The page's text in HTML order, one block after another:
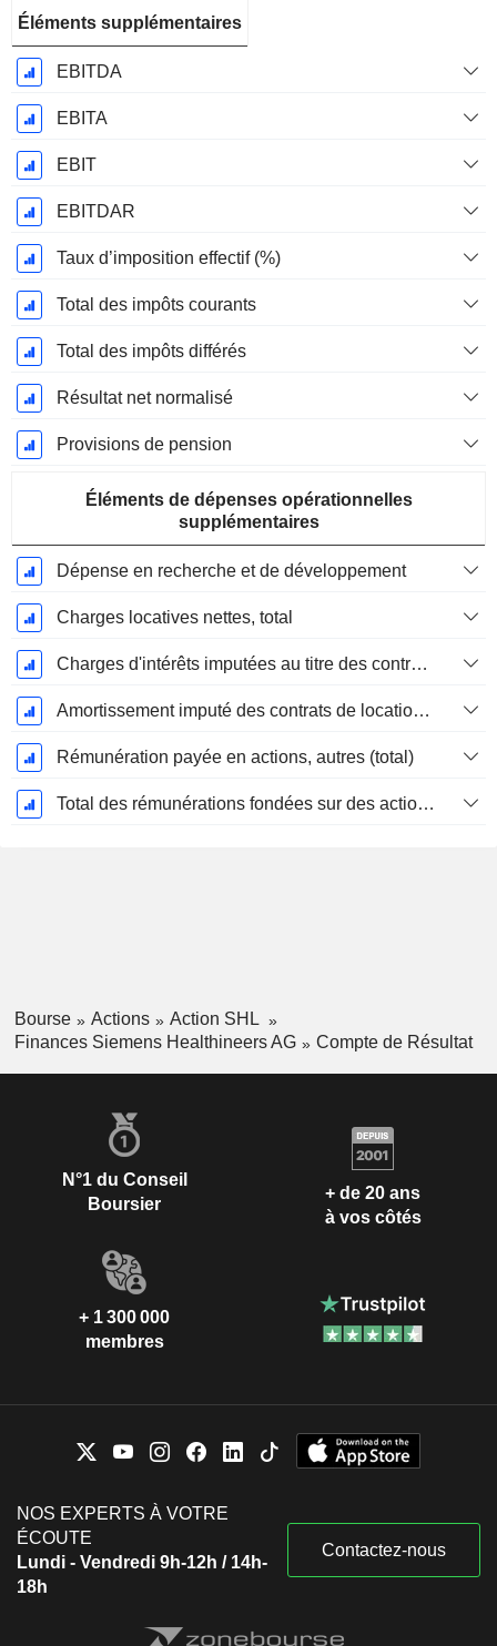
Éléments supplémentaires
EBITDA
EBITA
EBIT
EBITDAR
Taux d’imposition effectif (%)
Total des impôts courants
Total des impôts différés
Résultat net normalisé
Provisions de pension
Éléments de dépenses opérationnelles
supplémentaires
Dépense en recherche et de développement
Charges locatives nettes, total
Charges d'intérêts imputées au titre des contrats de location
Amortissement imputé des contrats de location simple
Rémunération payée en actions, autres (total)
Total des rémunérations fondées sur des actions
Bourse Actions
Action SHL
Finances Siemens Healthineers AG
Compte de Résultat
N°1 du Conseil
Boursier
+ de 20 ans
à vos côtés
+ 1 300 000
membres
NOS EXPERTS À VOTRE
ÉCOUTE
Lundi - Vendredi 9h-12h / 14h-
18h
Contactez-nous